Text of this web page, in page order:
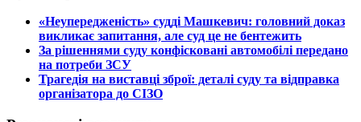
​«Неупередженість» судді Машкевич: головний доказ
викликає запитання, але суд це не бентежить
​За рішеннями суду конфісковані автомобілі передано
на потреби ЗСУ
​Трагедія на виставці зброї: деталі суду та відправка
організатора до СІЗО